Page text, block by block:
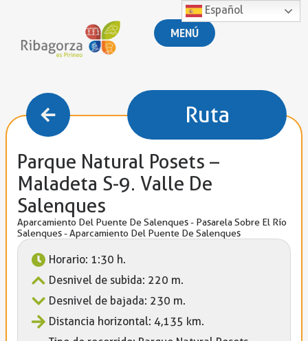
MENÚ
Ruta
Parque Natural Posets –
Maladeta S-9. Valle De
Salenques
Aparcamiento Del Puente De Salenques - Pasarela Sobre El Río
Salenques - Aparcamiento Del Puente De Salenques
Horario: 1:30 h.
Desnivel de subida: 220 m.
Desnivel de bajada: 230 m.
Distancia horizontal: 4,135 km.
Español